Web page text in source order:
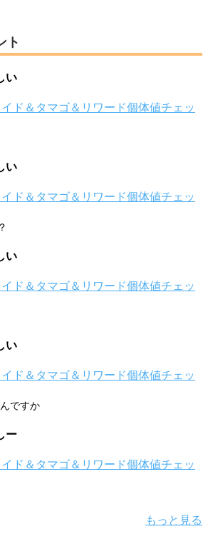
ト
い
イド＆タマゴ＆リワード個体値チェッ
い
イド＆タマゴ＆リワード個体値チェッ
い
イド＆タマゴ＆リワード個体値チェッ
い
イド＆タマゴ＆リワード個体値チェッ
ですか
ー
イド＆タマゴ＆リワード個体値チェッ
もっと見る